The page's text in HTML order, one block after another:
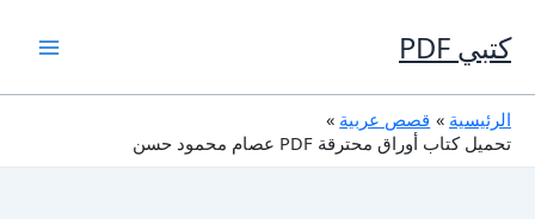
إلى
المحتوى
كتبي PDF
الرئيسية
قصص عربية
تحميل كتاب أوراق محترقة PDF عصام محمود حسن